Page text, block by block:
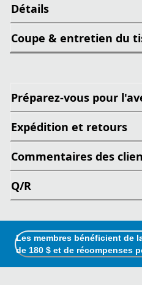
Détails
Coupe & entretien du
Préparez-vous pour
Expédition et retours
Commentaires des
Q/R
Les membres bénéficient de
de 180 $ et de récompenses